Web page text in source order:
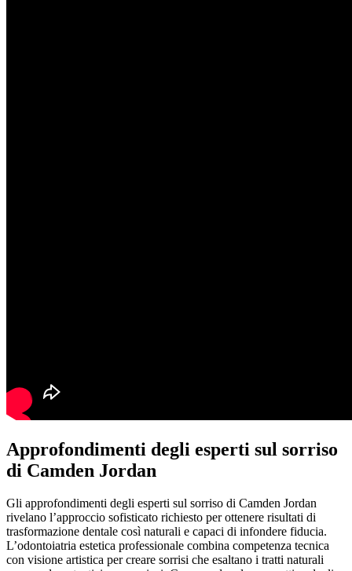
Approfondimenti degli esperti sul sorriso
di Camden Jordan
Gli approfondimenti degli esperti sul sorriso di Camden Jordan
rivelano l’approccio sofisticato richiesto per ottenere risultati di
trasformazione dentale così naturali e capaci di infondere fiducia.
L’odontoiatria estetica professionale combina competenza tecnica
con visione artistica per creare sorrisi che esaltano i tratti naturali